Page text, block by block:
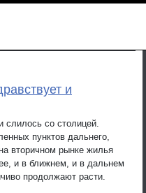
и
слилось со столицей.
пунктов дальнего,
вторичном рынке жилья
и в ближнем, и в дальнем
продолжают расти.